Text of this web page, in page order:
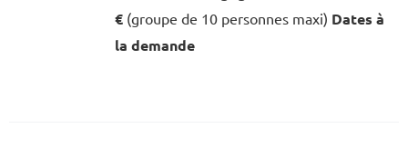
€ (groupe de 10 personnes maxi) Dates à
la demande